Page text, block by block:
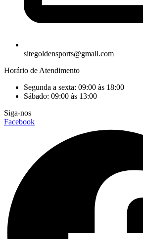
sitegoldensports@gmail.com
Horário de Atendimento
Segunda a sexta: 09:00 às 18:00
Sábado: 09:00 às 13:00
Siga-nos
Facebook